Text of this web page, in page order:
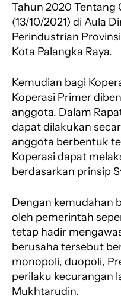
Tahun 2020 Tentang
(13/10/2021) di Aula
Perindustrian
Kota Palangka Raya.
Kemudian bagi
Koperasi Primer
anggota. Dalam
dapat dilakukan
anggota berbentuk
Koperasi dapat
berdasarkan prinsip
Dengan kemudahan
oleh pemerintah
tetap hadir
berusaha tersebut
monopoli, duopoli,
perilaku kecurangan
Mukhtarudin.